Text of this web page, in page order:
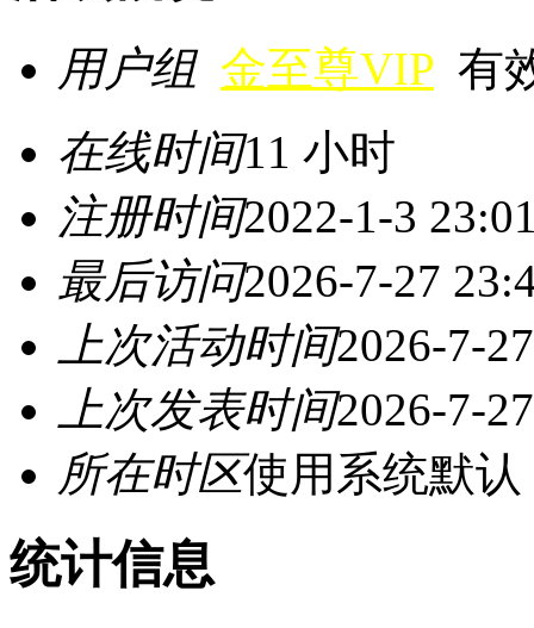
用户组 金至尊VIP 有
在线时间11 小时
注册时间2022-1-3
最后访问2026-7-27
上次活动时间2026-7-
上次发表时间2026-7-
所在时区使用系统默认
统计信息